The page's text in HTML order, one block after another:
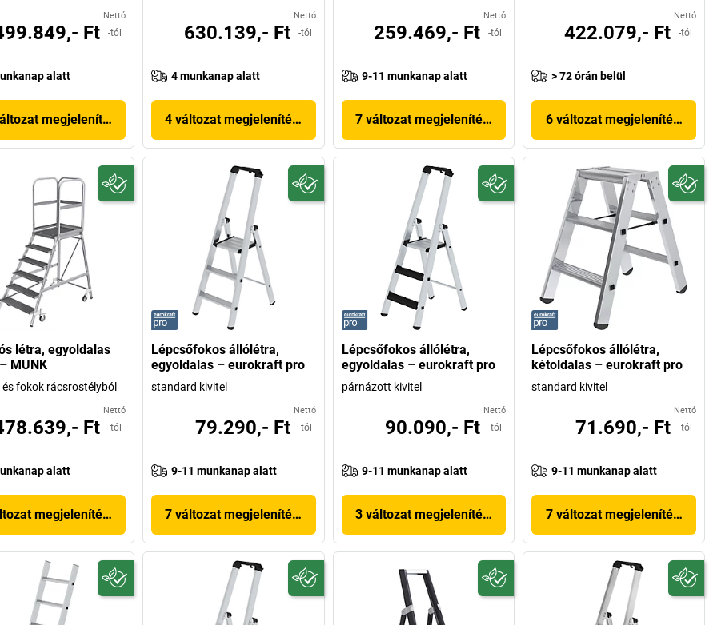
Nettó
Ft -tól
alatt
megjelenítése
Nettó
630.139,- Ft -tól
4 munkanap alatt
4 változat megjelenítése
Nettó
259.469,- Ft -tól
9-11 munkanap alatt
7 változat megjelenítése
Nettó
422.079,- Ft -tól
> 72 órán belül
6 változat megjelenítése
létra, egyoldalas
MUNK
fokok rácsrostélyból
Nettó
Ft -tól
alatt
megjelenítése
Lépcsőfokos állólétra,
egyoldalas – eurokraft pro
standard kivitel
Nettó
79.290,- Ft -tól
9-11 munkanap alatt
7 változat megjelenítése
Lépcsőfokos állólétra,
egyoldalas – eurokraft pro
párnázott kivitel
Nettó
90.090,- Ft -tól
9-11 munkanap alatt
3 változat megjelenítése
Lépcsőfokos állólétra,
kétoldalas – eurokraft pro
standard kivitel
Nettó
71.690,- Ft -tól
9-11 munkanap alatt
7 változat megjelenítése